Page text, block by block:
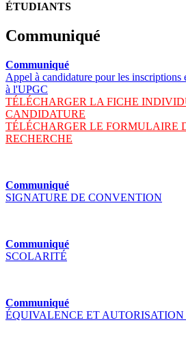
ÉTUDIANTS
Communiqué
Communiqué
Appel à candidature pour les inscriptions
à l'UPGC
TÉLÉCHARGER LA FICHE
CANDIDATURE
TÉLÉCHARGER LE FORMULAIRE
RECHERCHE
Communiqué
SIGNATURE DE CONVENTION
Communiqué
SCOLARITÉ
Communiqué
ÉQUIVALENCE ET AUTORISATION